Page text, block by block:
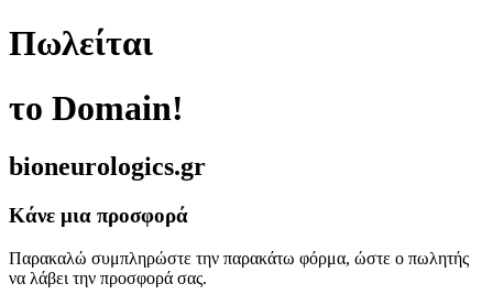
Πωλείται
το Domain!
bioneurologics.gr
Κάνε μια προσφορά
Παρακαλώ συμπληρώστε την παρακάτω φόρμα, ώστε ο πωλητής
να λάβει την προσφορά σας.